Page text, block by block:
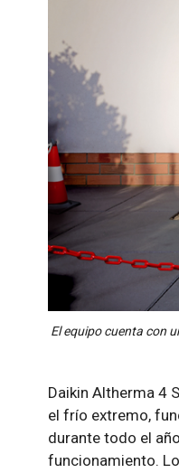
El equipo cuenta con
Daikin Altherma 4
el frío extremo,
durante todo el
funcionamiento.